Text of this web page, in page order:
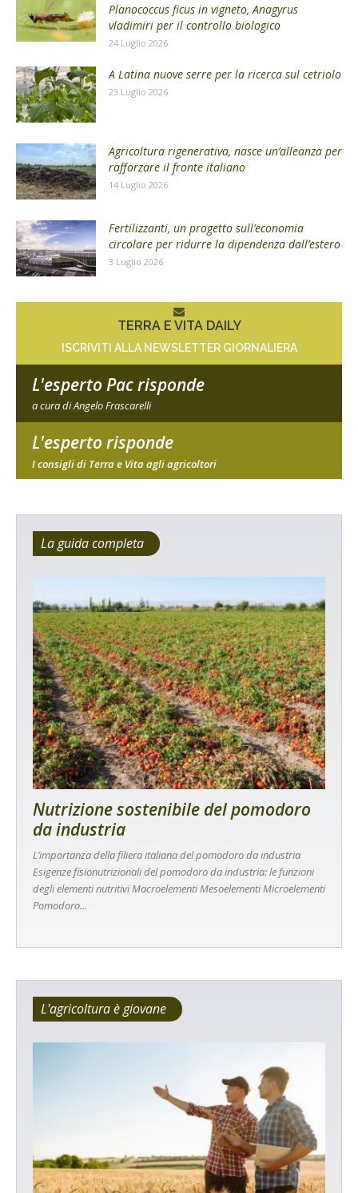
Planococcus ficus in vigneto, Anagyrus
vladimiri per il controllo biologico
24 Luglio 2026
A Latina nuove serre per la ricerca sul cetriolo
23 Luglio 2026
Agricoltura rigenerativa, nasce un’alleanza per
rafforzare il fronte italiano
14 Luglio 2026
Fertilizzanti, un progetto sull’economia
circolare per ridurre la dipendenza dall’estero
3 Luglio 2026
TERRA E VITA DAILY
ISCRIVITI ALLA NEWSLETTER GIORNALIERA
L'esperto Pac risponde
a cura di Angelo Frascarelli
L'esperto risponde
I consigli di Terra e Vita agli agricoltori
La guida completa
Nutrizione sostenibile del pomodoro
da industria
L’importanza della filiera italiana del pomodoro da industria
Esigenze fisionutrizionali del pomodoro da industria: le funzioni
degli elementi nutritivi Macroelementi Mesoelementi Microelementi
Pomodoro...
L'agricoltura è giovane